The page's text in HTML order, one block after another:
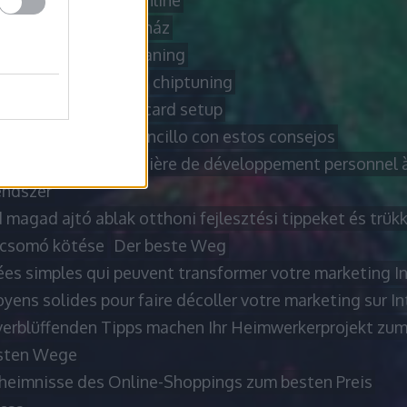
Bútor webáruház
carpet cleaning
chiptuning
coldcard setup
en línea es más sencillo con estos consejos
et astuces en matière de développement personnel
magad ajtó ablak otthoni fejlesztési tippeket és
kötése Der beste Weg
simples qui peuvent transformer votre marketing
solides pour faire décoller votre marketing sur
Tipps machen Ihr Heimwerkerprojekt
Wege
des Online-Shoppings zum besten Preis